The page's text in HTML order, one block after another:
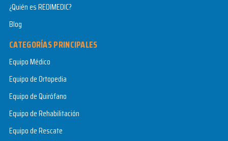
¿Quién es REDIMEDIC?
Blog
CATEGORÍAS PRINCIPALES
Equipo Médico
Equipo de Ortopedia
Equipo de Quirófano
Equipo de Rehabilitación
Equipo de Rescate